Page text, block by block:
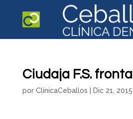
Ciudaja F.S. frontal
por ClínicaCeballos Dic 21, 2015